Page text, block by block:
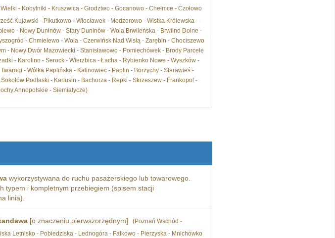
- Kobylniki - Kruszwica - Grodztwo - Gocanowo - Chełmce - Czołowo
Kujawski - Pikutkowo - Włocławek - Modzerowo - Wistka Królewska -
- Nowy Duninów - Stary Duninów - Wola Brwileńska - Brwilno Dolne -
- Chmielewo - Wola - Czerwińsk Nad Wisłą - Zarębin - Chociszewo
- Nowy Dwór Mazowiecki - Stanisławowo - Pomiechówek - Brody Parcele
- Karolino - Serock - Wierzbica - Łacha - Rybienko Nowe - Wyszków -
- Wólka Paplińska - Kalinowiec - Paplin - Borzychy - Starawieś -
Podlaski - Karlusin - Bachorza - Repki - Skrzeszew - Frankopol -
Annopolskie - Siemiatycze)
wykorzystywana do ruchu pasażerskiego lub towarowego.
typem i kompletnym przebiegiem (spisem stacji
linia).
[o znaczeniu pierwszorzędnym]
(Poznań Wschód -
Letnisko - Pobiedziska - Lednogóra - Fałkowo - Pierzyska - Mnichówko